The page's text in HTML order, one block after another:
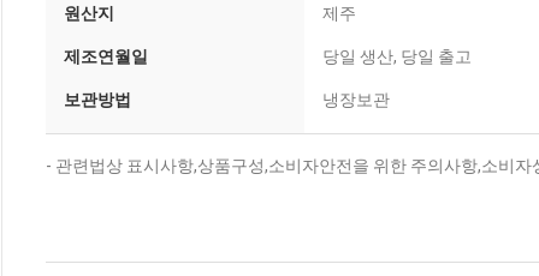
원산지 제주
제조연월일 당일 생산, 당일 출고
보관방법 냉장보관
- 관련법상 표시사항,상품구성,소비자안전을 위한 주의사항,소비